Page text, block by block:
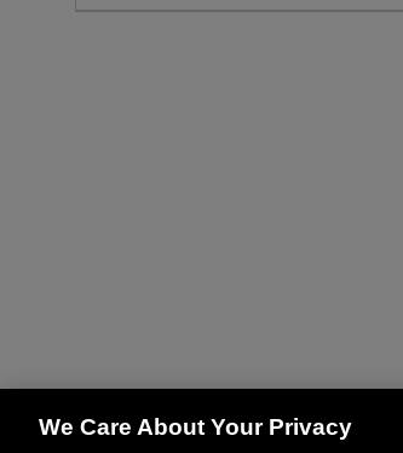
We Care About Your Privacy